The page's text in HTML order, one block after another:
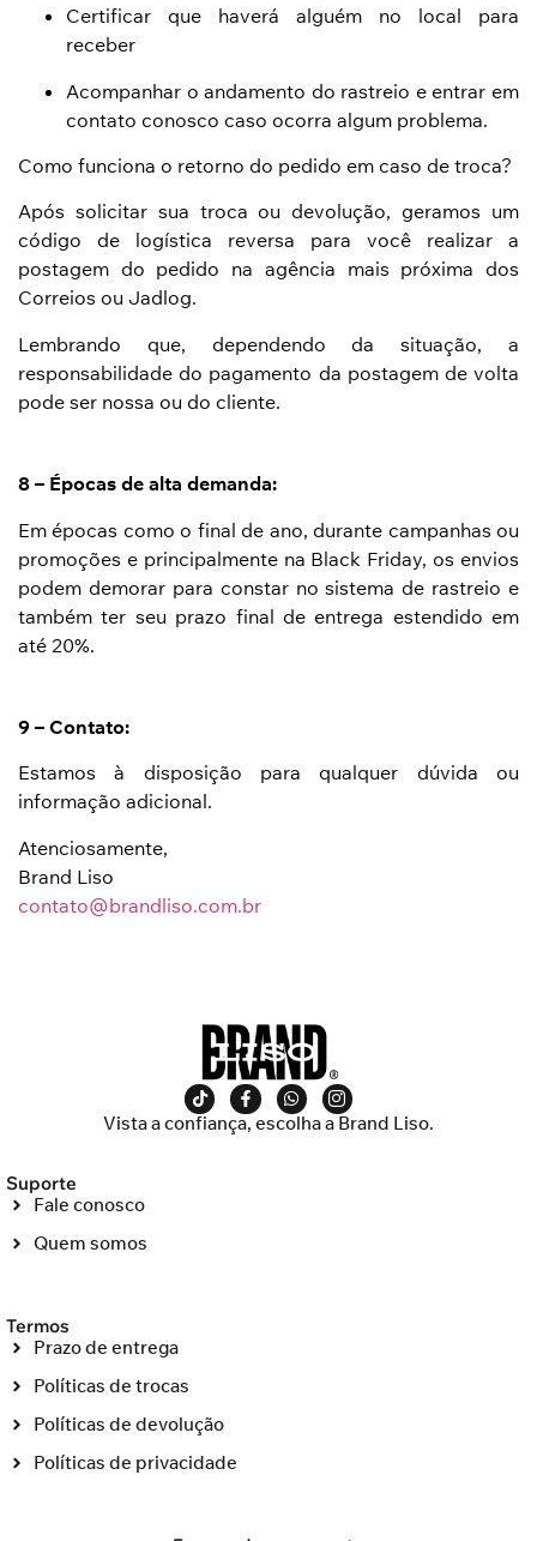
Certificar que haverá alguém no local para
receber
Acompanhar o andamento do rastreio e entrar em
contato conosco caso ocorra algum problema.
Como funciona o retorno do pedido em caso de troca?
Após solicitar sua troca ou devolução, geramos um
código de logística reversa para você realizar a
postagem do pedido na agência mais próxima dos
Correios ou Jadlog.
Lembrando que, dependendo da situação, a
responsabilidade do pagamento da postagem de volta
pode ser nossa ou do cliente.
8 – Épocas de alta demanda:
Em épocas como o final de ano, durante campanhas ou
promoções e principalmente na Black Friday, os envios
podem demorar para constar no sistema de rastreio e
também ter seu prazo final de entrega estendido em
até 20%.
9 – Contato:
Estamos à disposição para qualquer dúvida ou
informação adicional.
Atenciosamente,
Brand Liso
contato@brandliso.com.br
Vista a confiança, escolha a Brand Liso.
Suporte
Fale conosco
Quem somos
Termos
Prazo de entrega
Políticas de trocas
Políticas de devolução
Políticas de privacidade